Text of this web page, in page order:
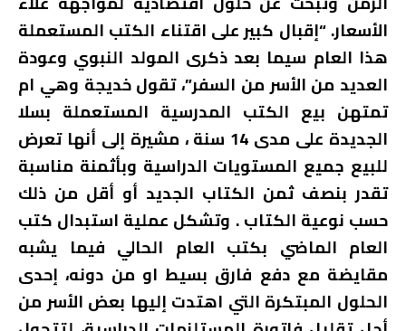
الأسعار. “إقبال كبير على اقتناء الكتب المستعملة
هذا العام سيما بعد ذكرى المولد النبوي وعودة
العديد من الأسر من السفر”، تقول خديجة وهي ام
تمتهن بيع الكتب المدرسية المستعملة بسلا
الجديدة على مدى 14 سنة ، مشيرة إلى أنها تعرض
للبيع جميع المستويات الدراسية وبأثمنة مناسبة
تقدر بنصف ثمن الكتاب الجديد أو أقل من ذلك
حسب نوعية الكتاب . وتشكل عملية استبدال كتب
العام الماضي بكتب العام الحالي فيما يشبه
مقايضة مع دفع فارق بسيط او من دونه، إحدى
الحلول المبتكرة التي اهتدت إليها بعض الأسر من